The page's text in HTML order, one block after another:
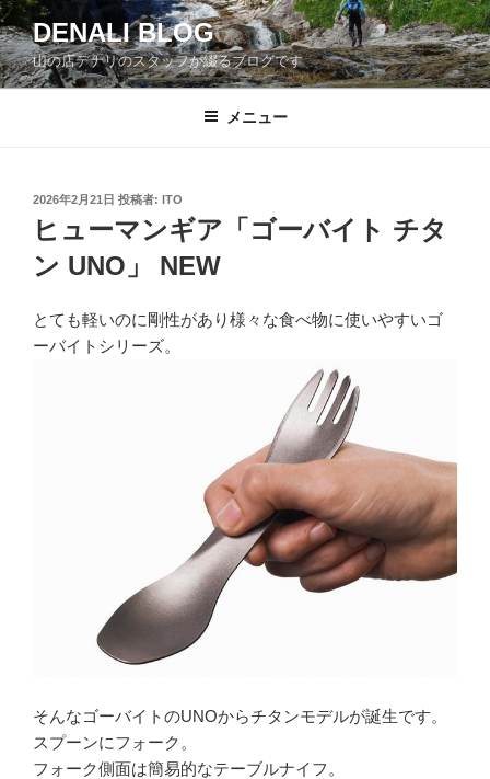
コ
ン
テ
ン
DENALI BLOG
山の店デナリのスタッフが綴るブログです
メニュー
投
稿
日:
2026年2月21日 投稿者: ITO
ヒューマンギア「ゴーバイト チタ
ン UNO」 NEW
とても軽いのに剛性があり様々な食べ物に使いやすいゴ
ーバイトシリーズ。
そんなゴーバイトのUNOからチタンモデルが誕生です。
スプーンにフォーク。
フォーク側面は簡易的なテーブルナイフ。